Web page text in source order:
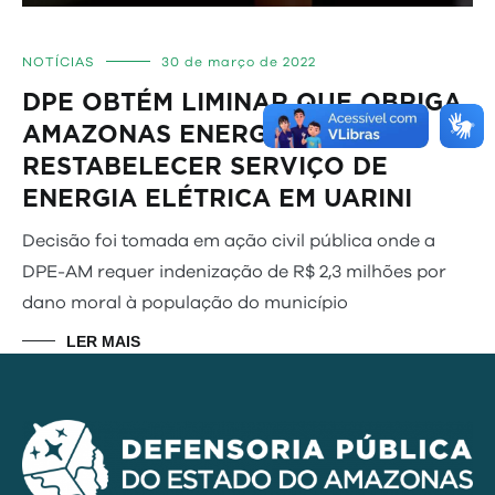
NOTÍCIAS 30 de março de 2022
DPE OBTÉM LIMINAR QUE OBRIGA
AMAZONAS ENERGIA A
RESTABELECER SERVIÇO DE
ENERGIA ELÉTRICA EM UARINI
Decisão foi tomada em ação civil pública onde a
DPE-AM requer indenização de R$ 2,3 milhões por
dano moral à população do município
LER MAIS